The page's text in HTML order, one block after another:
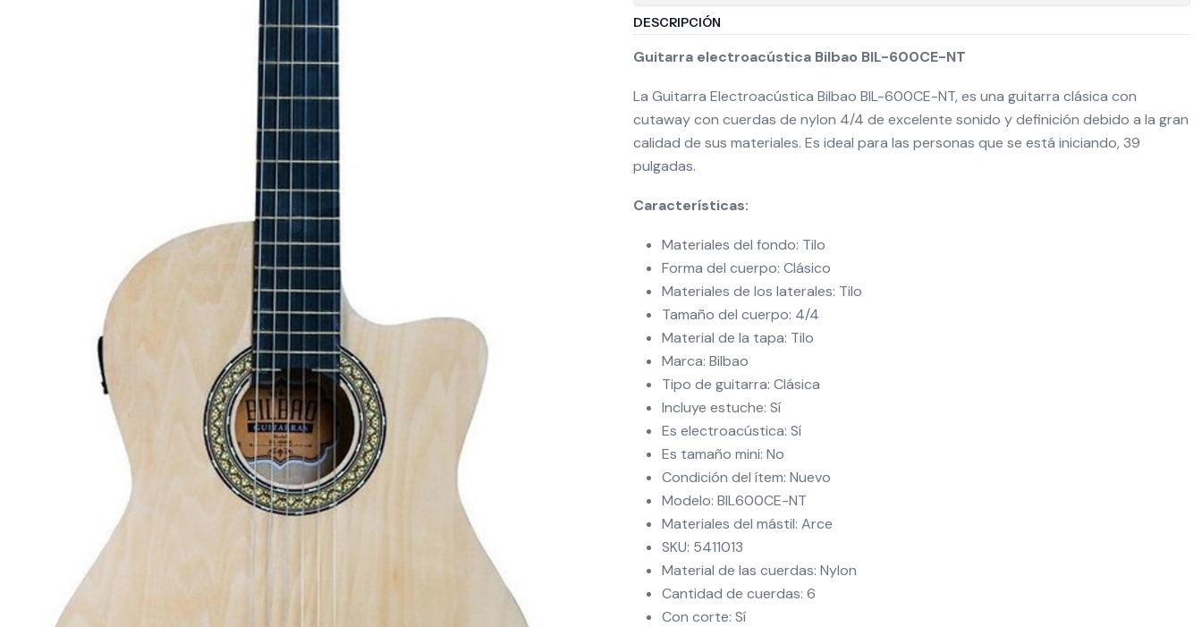
DESCRIPCIÓN
Guitarra electroacústica Bilbao BIL-600CE-NT
La Guitarra Electroacústica Bilbao BIL-600CE-NT, es una guitarra clásica con
cutaway con cuerdas de nylon 4/4 de excelente sonido y definición debido a la gran
calidad de sus materiales. Es ideal para las personas que se está iniciando, 39
pulgadas.
Características:
Materiales del fondo: Tilo
Forma del cuerpo: Clásico
Materiales de los laterales: Tilo
Tamaño del cuerpo: 4/4
Material de la tapa: Tilo
Marca: Bilbao
Tipo de guitarra: Clásica
Incluye estuche: Sí
Es electroacústica: Sí
Es tamaño mini: No
Condición del ítem: Nuevo
Modelo: BIL600CE-NT
Materiales del mástil: Arce
SKU: 5411013
Material de las cuerdas: Nylon
Cantidad de cuerdas: 6
Con corte: Sí